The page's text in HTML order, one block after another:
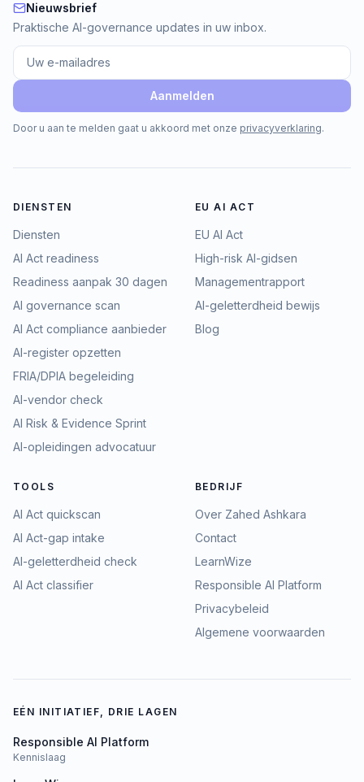
Nieuwsbrief
Nieuwsbrief
Praktische AI-governance updates in uw inbox.
Aanmelden
Door u aan te melden gaat u akkoord met onze privacyverklaring.
DIENSTEN
Diensten
AI Act readiness
Readiness aanpak 30 dagen
AI governance scan
AI Act compliance aanbieder
AI-register opzetten
FRIA/DPIA begeleiding
AI-vendor check
AI Risk & Evidence Sprint
AI-opleidingen advocatuur
EU AI ACT
EU AI Act
High-risk AI-gidsen
Managementrapport
AI-geletterdheid bewijs
Blog
TOOLS
AI Act quickscan
AI Act-gap intake
AI-geletterdheid check
AI Act classifier
BEDRIJF
Over Zahed Ashkara
Contact
LearnWize
Responsible AI Platform
Privacybeleid
Algemene voorwaarden
EÉN INITIATIEF, DRIE LAGEN
Responsible AI Platform
Kennislaag